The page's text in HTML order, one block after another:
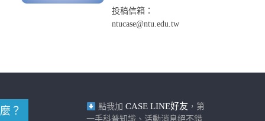
投稿信箱：
ntucase@ntu.edu.tw
？ 點我加 CASE LINE好友 ，第
一手科普知識、活動消息絕不錯